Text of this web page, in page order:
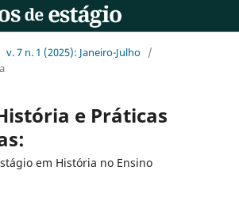
v. 7 n. 1 (2025): Janeiro-Julho /
e Práticas
em História no Ensino